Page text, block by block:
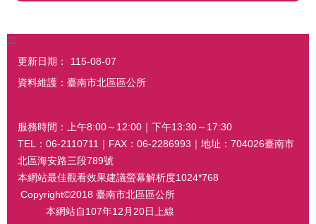
:::
更新日期：
115-08-07
資料維護：臺南市北區區公所
服務時間：上午8:00～12:00｜下午13:30～17:30
TEL：06-2110711｜FAX：06-2286993｜地址：704026臺南市
北區海安路三段789號
本網站最佳觀看效果建議螢幕解析度1024*768
Copyright©2018 臺南市北區區公所
本網站自107年12月20日上線